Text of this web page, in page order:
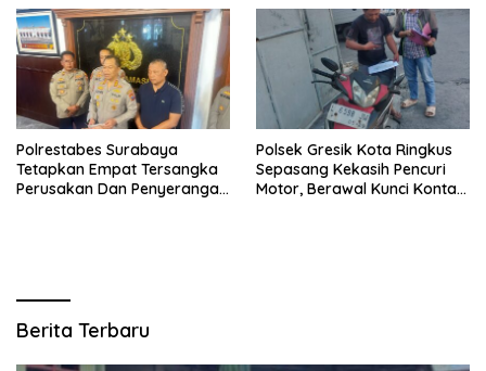
Polrestabes Surabaya
Tetapkan Empat Tersangka
Perusakan Dan Penyerangan
Polsek Gresik Kota Ringkus
Sepasang Kekasih Pencuri
Motor, Berawal Kunci Kontak
Berita Terbaru